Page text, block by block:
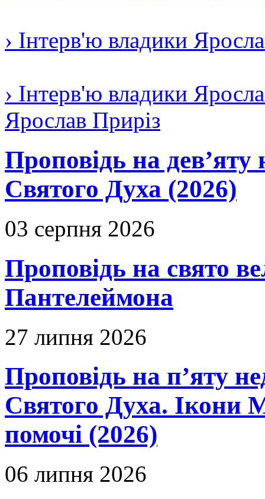
› Інтерв'ю владики
› Інтерв'ю владики
Ярослав Приріз
Проповідь на дев’яту
Святого Духа (2026)
03 серпня 2026
Проповідь на свято
Пантелеймона
27 липня 2026
Проповідь на п’яту
Святого Духа. Ікони
помочі (2026)
06 липня 2026